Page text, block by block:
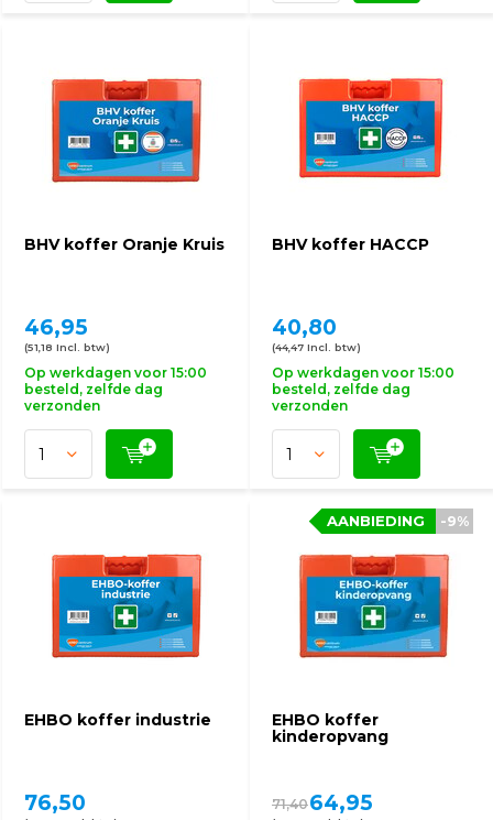
BHV koffer Oranje Kruis
46,95
(51,18 Incl. btw)
Op werkdagen voor 15:00
besteld, zelfde dag
verzonden
BHV koffer HACCP
40,80
(44,47 Incl. btw)
Op werkdagen voor 15:00
besteld, zelfde dag
verzonden
EHBO koffer industrie
76,50
EHBO koffer
kinderopvang
-9%
AANBIEDING
71,4064,95